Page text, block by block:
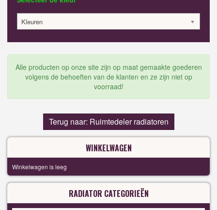
Kleuren
Alle producten op onze site zijn op maat gemaakte goederen
volgens de behoeften van de klanten en ze zijn niet op
voorraad!
Terug naar: Ruimtedeler radiatoren
WINKELWAGEN
Winkelwagen is leeg
RADIATOR CATEGORIEËN